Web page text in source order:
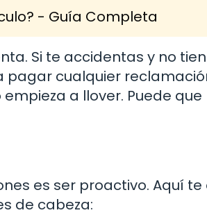
- Guía Completa
Si te accidentas y no
cualquier
a llover. Puede que
es ser proactivo. Aquí te
de cabeza: